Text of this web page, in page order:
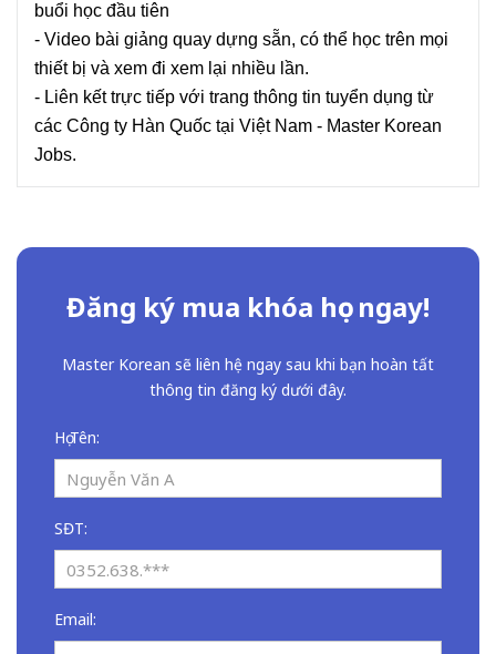
buổi học đầu tiên
- Video bài giảng quay dựng sẵn, có thể học trên mọi
thiết bị và xem đi xem lại nhiều lần.
- Liên kết trực tiếp với trang thông tin tuyển dụng từ
các Công ty Hàn Quốc tại Việt Nam - Master Korean
Jobs.
Đăng ký mua khóa học ngay!
Master Korean sẽ liên hệ ngay sau khi bạn hoàn tất
thông tin đăng ký dưới đây.
Họ Tên:
SĐT:
Email: